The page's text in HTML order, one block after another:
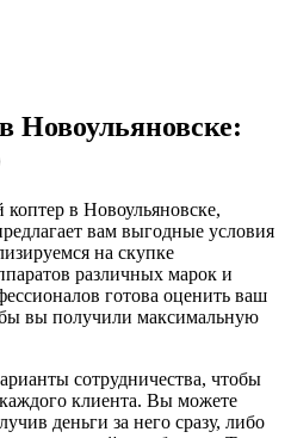
Новоульяновске:
в Новоульяновске,
вам выгодные условия
на скупке
различных марок и
готова оценить ваш
вы получили максимальную
сотрудничества, чтобы
клиента. Вы можете
деньги за него сразу, либо